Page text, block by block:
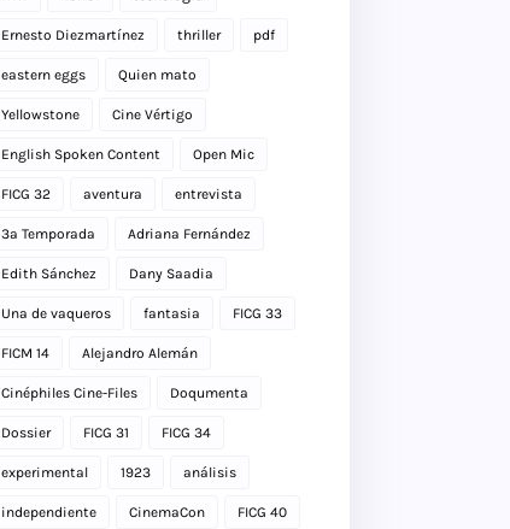
Ernesto Diezmartínez thriller pdf
eastern eggs Quien mato
Yellowstone Cine Vértigo
English Spoken Content Open Mic
FICG 32 aventura entrevista
3a Temporada Adriana Fernández
Edith Sánchez Dany Saadia
Una de vaqueros fantasia FICG 33
FICM 14 Alejandro Alemán
Cinéphiles Cine-Files Doqumenta
Dossier FICG 31 FICG 34
experimental 1923 análisis
independiente CinemaCon FICG 40